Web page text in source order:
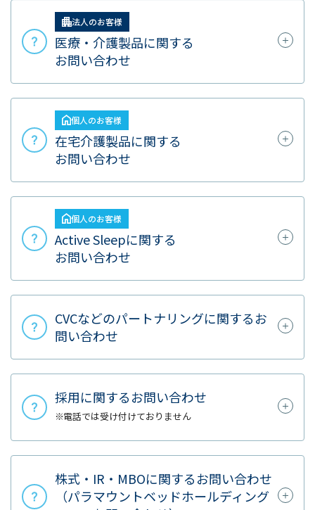
法人のお客様
医療・介護製品に関する
お問い合わせ
個人のお客様
在宅介護製品に関する
お問い合わせ
個人のお客様
Active Sleepに関する
お問い合わせ
CVCなどのパートナリングに関するお
問い合わせ
採用に関するお問い合わせ
電話では受け付けておりません
株式・IR・MBOに関するお問い合わせ
（パラマウントベッドホールディング